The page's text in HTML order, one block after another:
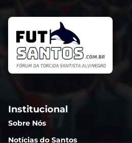
Institucional
Sobre Nós
Notícias do Santos